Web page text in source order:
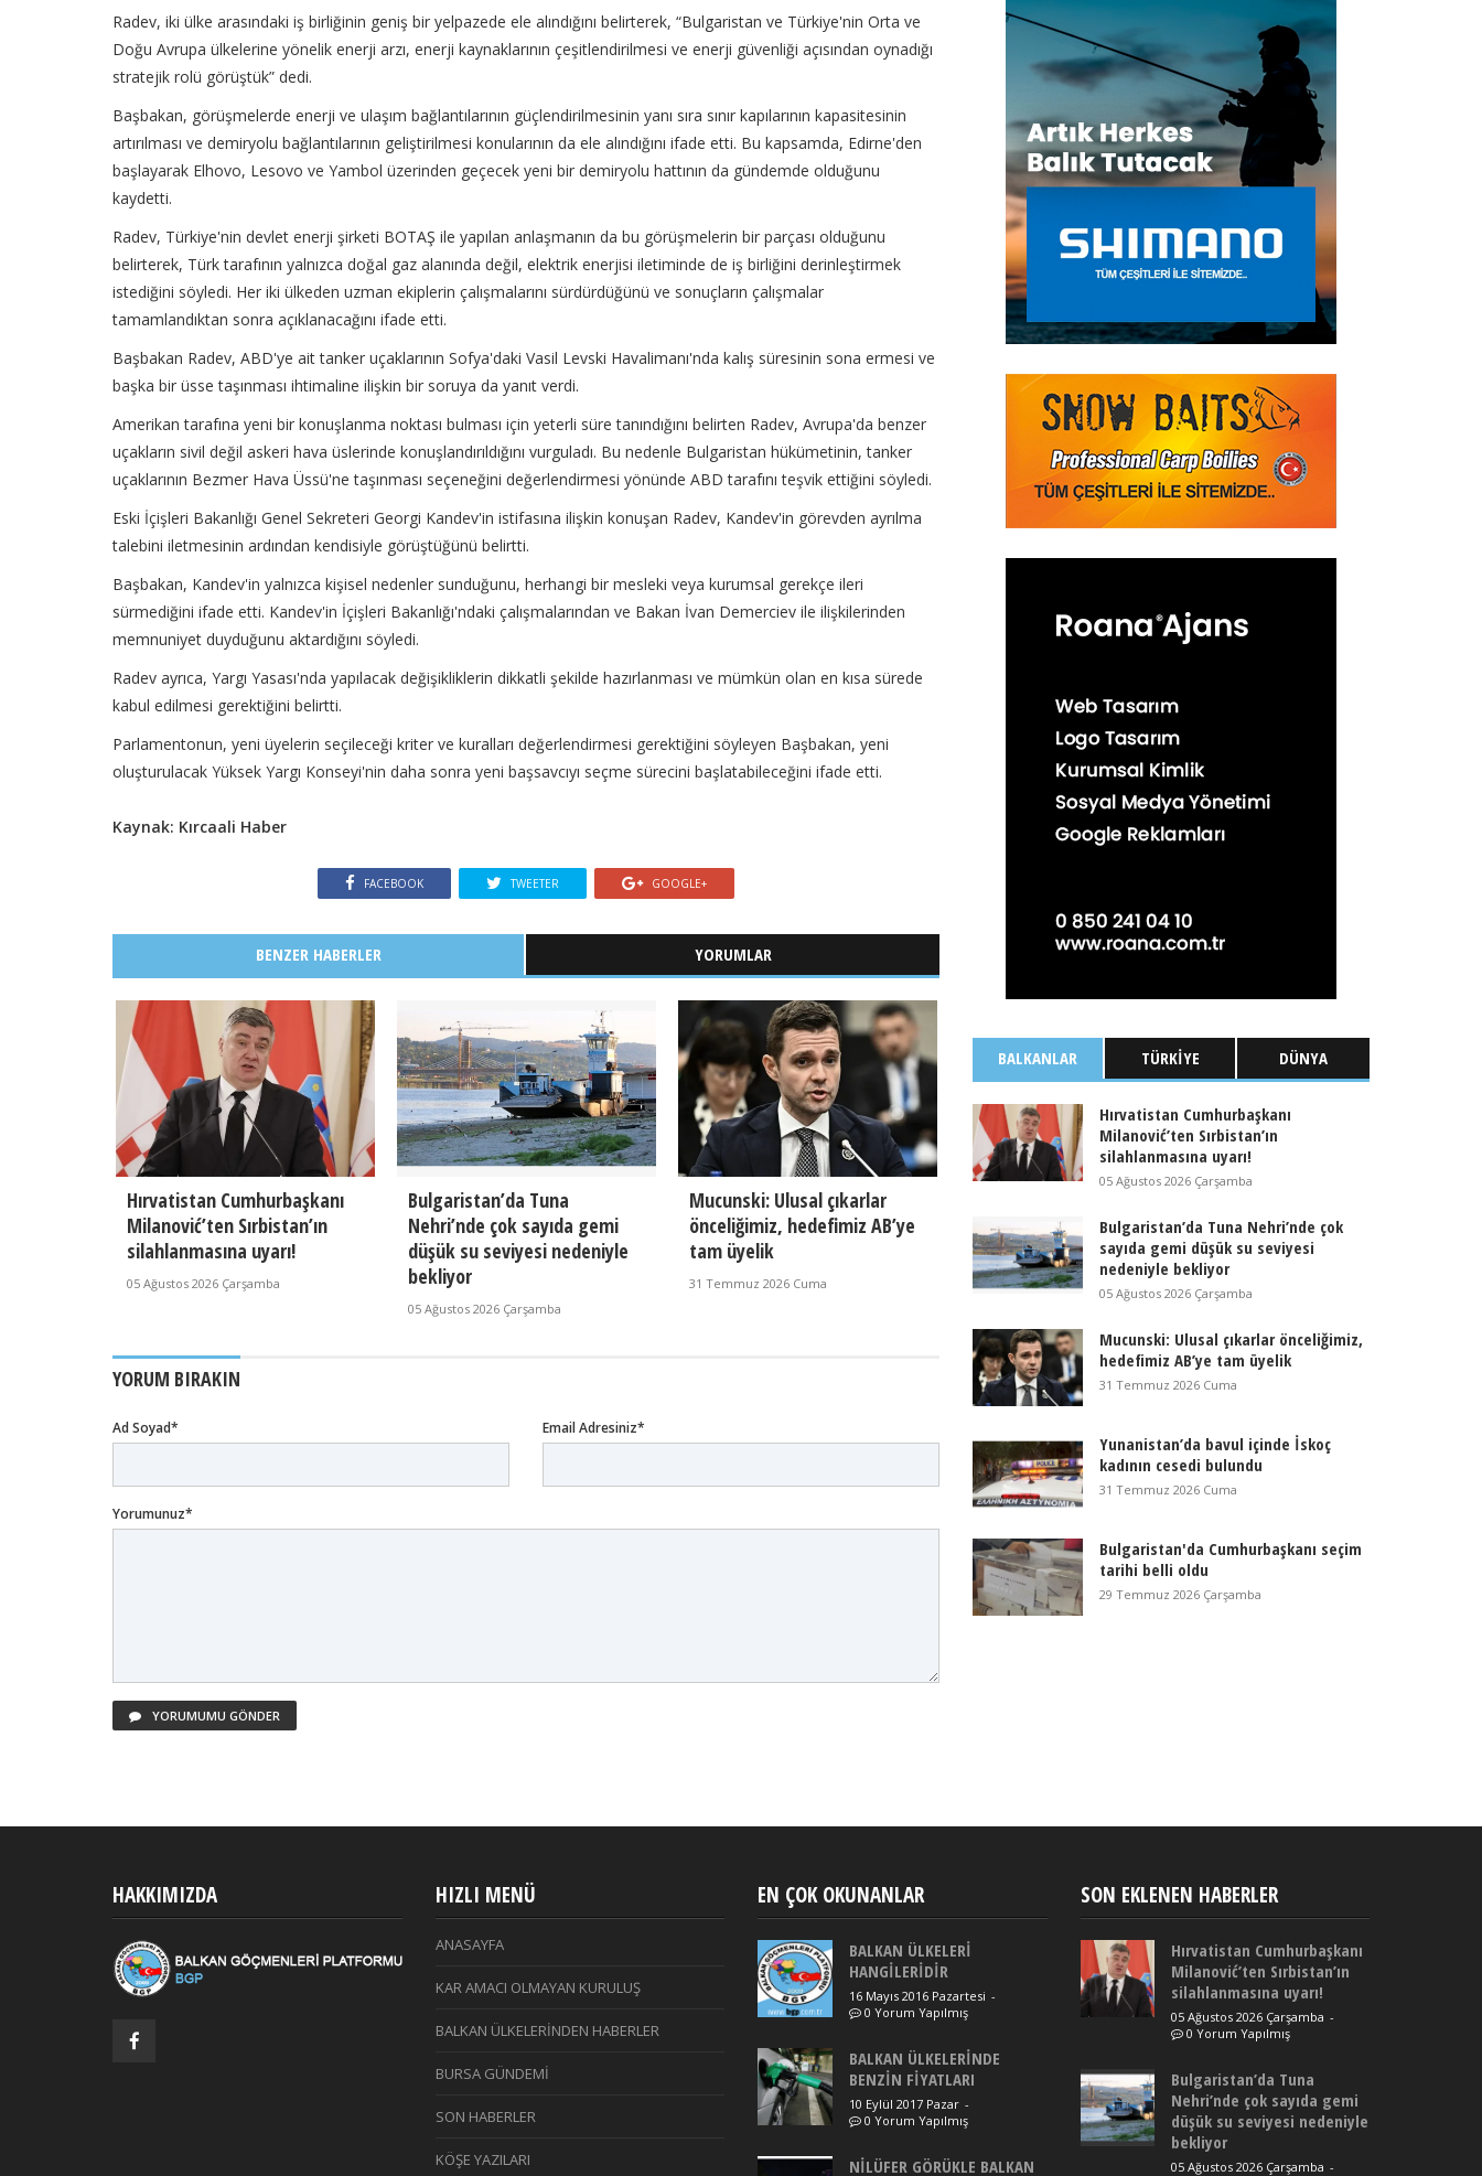
Radev, iki ülke arasındaki iş birliğinin geniş bir yelpazede ele alındığını belirterek, “Bulgaristan ve Türkiye'nin Orta ve
Doğu Avrupa ülkelerine yönelik enerji arzı, enerji kaynaklarının çeşitlendirilmesi ve enerji güvenliği açısından oynadığı
stratejik rolü görüştük” dedi.
Başbakan, görüşmelerde enerji ve ulaşım bağlantılarının güçlendirilmesinin yanı sıra sınır kapılarının kapasitesinin
artırılması ve demiryolu bağlantılarının geliştirilmesi konularının da ele alındığını ifade etti. Bu kapsamda, Edirne'den
başlayarak Elhovo, Lesovo ve Yambol üzerinden geçecek yeni bir demiryolu hattının da gündemde olduğunu
kaydetti.
Radev, Türkiye'nin devlet enerji şirketi BOTAŞ ile yapılan anlaşmanın da bu görüşmelerin bir parçası olduğunu
belirterek, Türk tarafının yalnızca doğal gaz alanında değil, elektrik enerjisi iletiminde de iş birliğini derinleştirmek
istediğini söyledi. Her iki ülkeden uzman ekiplerin çalışmalarını sürdürdüğünü ve sonuçların çalışmalar
tamamlandıktan sonra açıklanacağını ifade etti.
Başbakan Radev, ABD'ye ait tanker uçaklarının Sofya'daki Vasil Levski Havalimanı'nda kalış süresinin sona ermesi ve
başka bir üsse taşınması ihtimaline ilişkin bir soruya da yanıt verdi.
Amerikan tarafına yeni bir konuşlanma noktası bulması için yeterli süre tanındığını belirten Radev, Avrupa'da benzer
uçakların sivil değil askeri hava üslerinde konuşlandırıldığını vurguladı. Bu nedenle Bulgaristan hükümetinin, tanker
uçaklarının Bezmer Hava Üssü'ne taşınması seçeneğini değerlendirmesi yönünde ABD tarafını teşvik ettiğini söyledi.
Eski İçişleri Bakanlığı Genel Sekreteri Georgi Kandev'in istifasına ilişkin konuşan Radev, Kandev'in görevden ayrılma
talebini iletmesinin ardından kendisiyle görüştüğünü belirtti.
Başbakan, Kandev'in yalnızca kişisel nedenler sunduğunu, herhangi bir mesleki veya kurumsal gerekçe ileri
sürmediğini ifade etti. Kandev'in İçişleri Bakanlığı'ndaki çalışmalarından ve Bakan İvan Demerciev ile ilişkilerinden
memnuniyet duyduğunu aktardığını söyledi.
Radev ayrıca, Yargı Yasası'nda yapılacak değişikliklerin dikkatli şekilde hazırlanması ve mümkün olan en kısa sürede
kabul edilmesi gerektiğini belirtti.
Parlamentonun, yeni üyelerin seçileceği kriter ve kuralları değerlendirmesi gerektiğini söyleyen Başbakan, yeni
oluşturulacak Yüksek Yargı Konseyi'nin daha sonra yeni başsavcıyı seçme sürecini başlatabileceğini ifade etti.
Kaynak: Kırcaali Haber
FACEBOOK TWEETER GOOGLE+
BENZER HABERLER YORUMLAR
Hırvatistan Cumhurbaşkanı
Milanović’ten Sırbistan’ın
silahlanmasına uyarı!
05 Ağustos 2026 Çarşamba
Bulgaristan’da Tuna
Nehri’nde çok sayıda gemi
düşük su seviyesi nedeniyle
bekliyor
05 Ağustos 2026 Çarşamba
Mucunski: Ulusal çıkarlar
önceliğimiz, hedefimiz AB’ye
tam üyelik
31 Temmuz 2026 Cuma
YORUM BIRAKIN
Ad Soyad* Email Adresiniz*
Yorumunuz*
YORUMUMU GÖNDER
BALKANLAR TÜRKIYE DÜNYA
Hırvatistan Cumhurbaşkanı
Milanović’ten Sırbistan’ın
silahlanmasına uyarı!
05 Ağustos 2026 Çarşamba
Bulgaristan’da Tuna Nehri’nde çok
sayıda gemi düşük su seviyesi
nedeniyle bekliyor
05 Ağustos 2026 Çarşamba
Mucunski: Ulusal çıkarlar önceliğimiz,
hedefimiz AB’ye tam üyelik
31 Temmuz 2026 Cuma
Yunanistan’da bavul içinde İskoç
kadının cesedi bulundu
31 Temmuz 2026 Cuma
Bulgaristan'da Cumhurbaşkanı seçim
tarihi belli oldu
29 Temmuz 2026 Çarşamba
HAKKIMIZDA HIZLI MENÜ
ANASAYFA
KAR AMACI OLMAYAN KURULUŞ
BALKAN ÜLKELERİNDEN HABERLER
BURSA GÜNDEMİ
SON HABERLER
KÖŞE YAZILARI
EN ÇOK OKUNANLAR
BALKAN ÜLKELERİ
HANGİLERİDİR
16 Mayıs 2016 Pazartesi -
0 Yorum Yapılmış
BALKAN ÜLKELERİNDE
BENZİN FİYATLARI
10 Eylül 2017 Pazar -
0 Yorum Yapılmış
NİLÜFER GÖRÜKLE BALKAN
SON EKLENEN HABERLER
Hırvatistan Cumhurbaşkanı
Milanović’ten Sırbistan’ın
silahlanmasına uyarı!
05 Ağustos 2026 Çarşamba -
0 Yorum Yapılmış
Bulgaristan’da Tuna
Nehri’nde çok sayıda gemi
düşük su seviyesi nedeniyle
bekliyor
05 Ağustos 2026 Çarşamba -